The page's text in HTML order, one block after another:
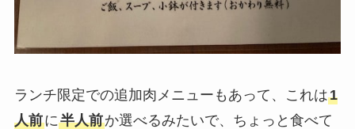
ランチ限定での追加肉メニューもあって、これは1
人前に半人前か選べるみたいで、ちょっと食べて